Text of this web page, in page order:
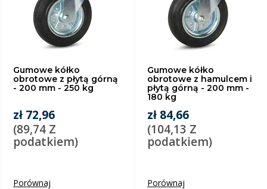
Gumowe kółko
obrotowe z płytą górną
- 200 mm - 250 kg
zł 72,96
(89,74 Z
podatkiem)
Porównaj
Gumowe kółko
obrotowe z hamulcem i
płytą górną - 200 mm -
180 kg
zł 84,66
(104,13 Z
podatkiem)
Porównaj